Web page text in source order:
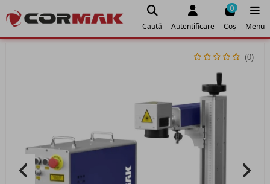
Caută Autentificare
0
Coș Menu
(0)